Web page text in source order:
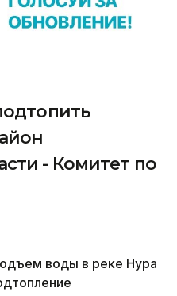
- Комитет по
воды в реке Нура